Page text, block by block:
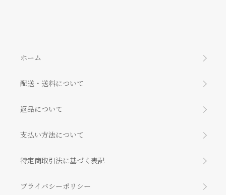
ホーム
配送・送料について
返品について
支払い方法について
特定商取引法に基づく表記
プライバシーポリシー